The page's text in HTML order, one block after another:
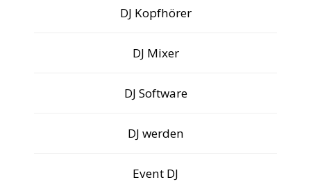
DJ Kopfhörer
DJ Mixer
DJ Software
DJ werden
Event DJ